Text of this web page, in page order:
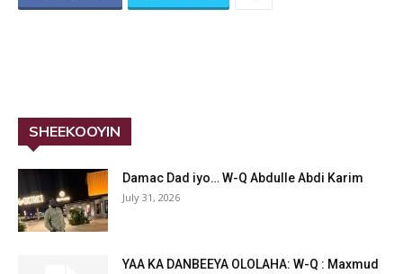
SHEEKOOYIN
Damac Dad iyo… W-Q Abdulle Abdi Karim
July 31, 2026
YAA KA DANBEEYA OLOLAHA: W-Q : Maxmud